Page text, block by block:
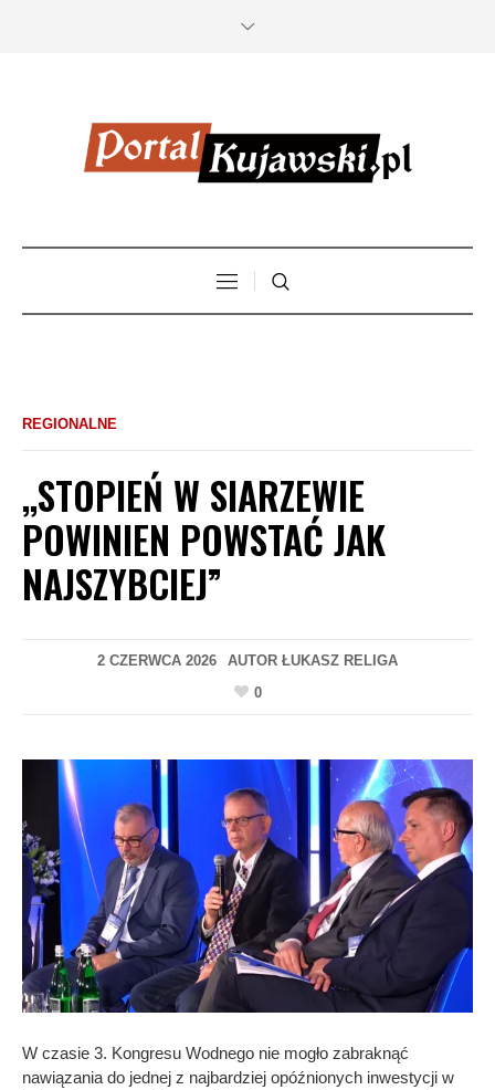
REGIONALNE
,,STOPIEŃ W SIARZEWIE
POWINIEN POWSTAĆ JAK
NAJSZYBCIEJ”
2 CZERWCA 2026 AUTOR ŁUKASZ RELIGA
0
W czasie 3. Kongresu Wodnego nie mogło zabraknąć
nawiązania do jednej z najbardziej opóźnionych inwestycji w